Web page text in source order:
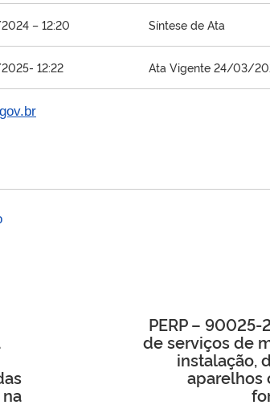
– 12:20 Síntese de Ata
12:22 Ata Vigente 24/03/
PERP –
de serviços de
instalação,
aparelhos